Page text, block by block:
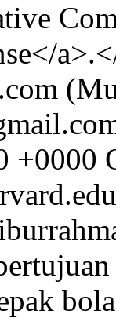
+0000